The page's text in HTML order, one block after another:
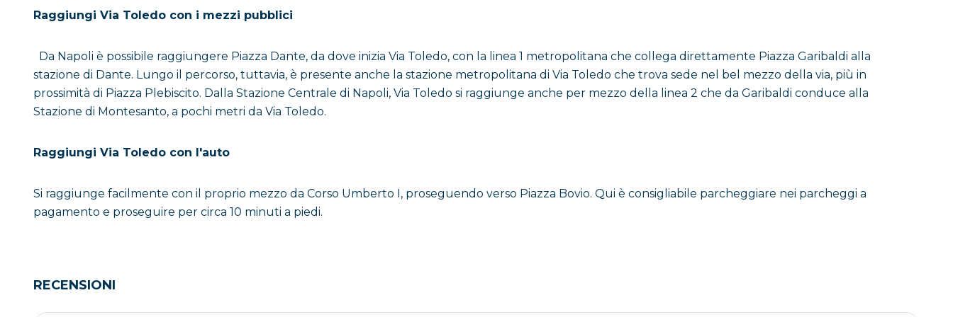
Via Toledo o Via Roma?
In origine denominata Via Toledo dal viceré che ne commissionò la realizzazione, è conosciuta da molti e da sempre, anche (o solo) con il nome di Via Roma
Circa 300 anni dopo, infatti, a seguito dell’Unità d’Italia , l’amministrazione comunale decise di dedicare il nome della più importante strada cittadina, alla
capitale del nuovo Regno. Per andare incontro a quanti rifiutavano quell’idea, la giunta in carica ribattezzò la strada con il nome di “Via Roma già Via Toledo”.
maggiormente. E così è stato per quasi un secolo, fino al 1980. Questo fu l’anno in cui la giunta comunale di sinistra, guidata dal sindaco Maurizio Valenzi,
Dunque, nonostante ormai sono circa 40 anni che Via Toledo ha ripreso il suo nome originario, ancora molti sono rimasti legati al nome che tradizionalmente
Raggiungi Via Toledo con i mezzi pubblici
Da Napoli è possibile raggiungere Piazza Dante, da dove inizia Via Toledo, con la linea 1 metropolitana che collega direttamente Piazza Garibaldi alla
stazione di Dante. Lungo il percorso, tuttavia, è presente anche la stazione metropolitana di Via Toledo che trova sede nel bel mezzo della via, più in
prossimità di Piazza Plebiscito. Dalla Stazione Centrale di Napoli, Via Toledo si raggiunge anche per mezzo della linea 2 che da Garibaldi conduce alla
Stazione di Montesanto, a pochi metri da Via Toledo.
Raggiungi Via Toledo con l'auto
Si raggiunge facilmente con il proprio mezzo da Corso Umberto I, proseguendo verso Piazza Bovio. Qui è consigliabile parcheggiare nei parcheggi a
pagamento e proseguire per circa 10 minuti a piedi.
RECENSIONI